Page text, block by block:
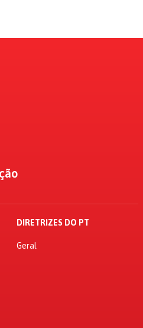
DIRETRIZES DO PT
Geral